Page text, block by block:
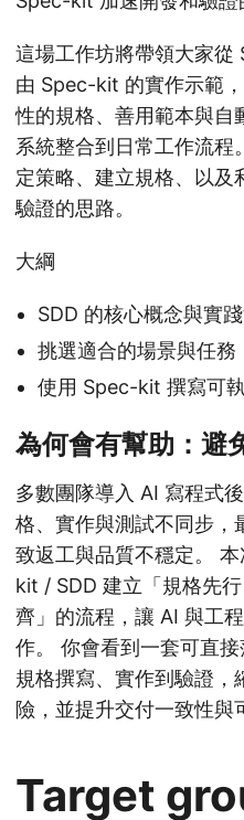
這場工作坊將帶領大家從
由 Spec-kit 的實作示範
性的規格、善用範本與自
系統整合到日常工作流程
定策略、建立規格、以
驗證的思路。
大綱
SDD 的核心概念與實
挑選適合的場景與任務
使用 Spec-kit 撰寫可
為何會有幫助：
多數團隊導入 AI 寫程式
格、實作與測試不同步
致返工與品質不穩定。
kit / SDD 建立「規格先
齊」的流程，讓 AI 與工
作。 你會看到一套可直接
規格撰寫、實作到驗證，
險，並提升交付一致性與
Target